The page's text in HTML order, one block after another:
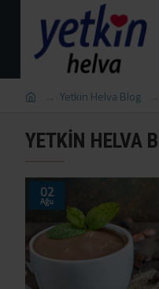
Yetkin Helva Blog
YETKIN HELVA
02
Ağu